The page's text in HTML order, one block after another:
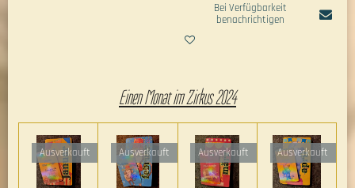
Bei Verfügbarkeit
benachrichtigen
Einen Monat im Zirkus 2024
Ausverkauft Ausverkauft Ausverkauft Ausverkauft